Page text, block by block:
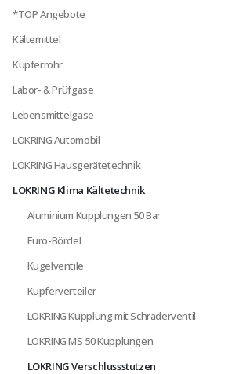
*TOP Angebote
Kältemittel
Kupferrohr
Labor- & Prüfgase
Lebensmittelgase
LOKRING Automobil
LOKRING Hausgerätetechnik
LOKRING Klima Kältetechnik
Aluminium Kupplungen 50 Bar
Euro-Bördel
Kugelventile
Kupferverteiler
LOKRING Kupplung mit Schraderventil
LOKRING MS 50 Kupplungen
LOKRING Verschlussstutzen